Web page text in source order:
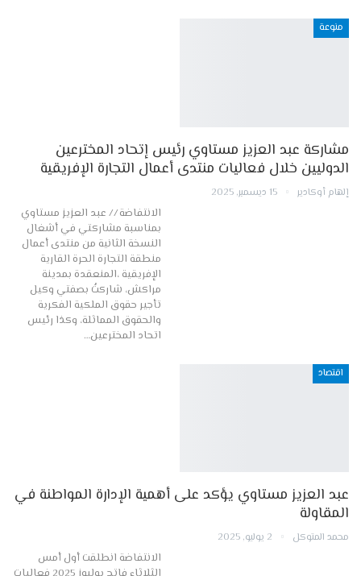
منوعة
مشاركة عبد العزيز مستاوي رئيس إتحاد المخترعين
الدوليين خلال فعاليات منتدى أعمال التجارة الإفريقية
إلهام أوكادير 15 ديسمبر, 2025
الانتفاضة // عبد العزيز مستاوي
بمناسبة مشاركتي في أشغال
النسخة الثانية من منتدى أعمال
منطقة التجارة الحرة القارية
الإفريقية ،المنعقدة بمدينة
مراكش، شاركتُ بصفتي وكيل
تأجير حقوق الملكية الفكرية
والحقوق المماثلة، وكذا رئيس
اتحاد المخترعين…
اقتصاد
عبد العزيز مستاوي يؤكد على أهمية الإدارة المواطنة في
المقاولة
محمد المتوكل 2 يوليو, 2025
الانتفاضة انطلقت أول أمس